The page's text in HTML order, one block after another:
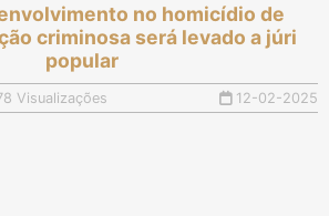
no homicídio de
criminosa será levado a júri
popular
Visualizações 12-02-2025